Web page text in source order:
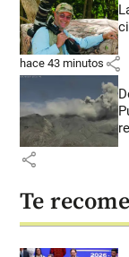
hace 43 minutos share
share
Te